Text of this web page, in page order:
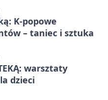
K-popowe
– taniec i sztuka
warsztaty
dzieci